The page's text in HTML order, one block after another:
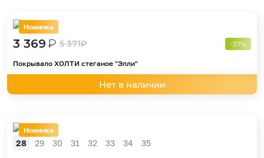
Новинка
3 369₽ 5 371₽ -37%
Покрывало ХОЛТИ стеганое "Элли"
Нет в наличии
Новинка
28 29 30 31 32 33 34 35